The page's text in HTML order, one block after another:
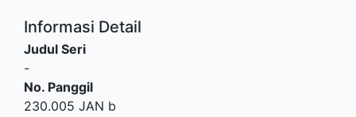
Informasi Detail
Judul Seri
-
No. Panggil
230.005 JAN b